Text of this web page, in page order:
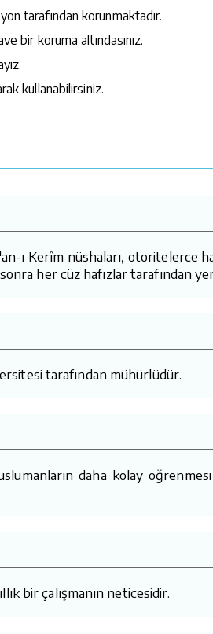
tarafından korunmaktadır.
bir koruma altındasınız.
kullanabilirsiniz.
Kerîm nüshaları, otoritelerce
her cüz hafızlar tarafından
tarafından mühürlüdür.
daha kolay
bir çalışmanın neticesidir.